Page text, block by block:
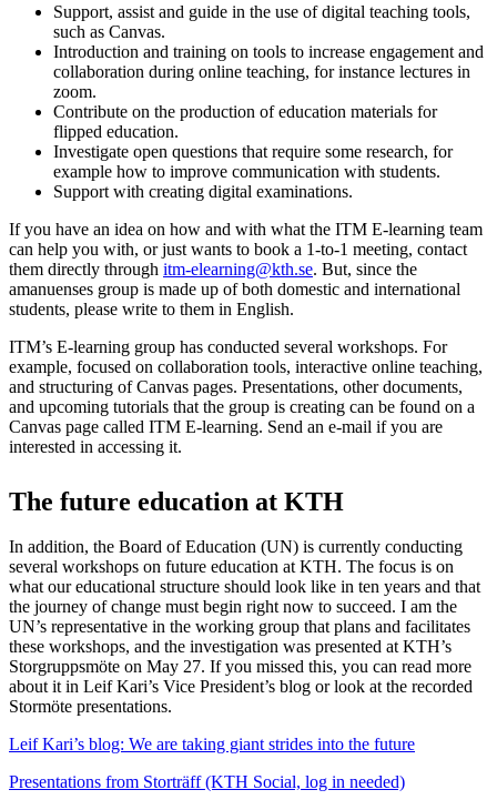
Support, assist and guide in the use of digital teaching tools,
such as Canvas.
Introduction and training on tools to increase engagement and
collaboration during online teaching, for instance lectures in
zoom.
Contribute on the production of education materials for
flipped education.
Investigate open questions that require some research, for
example how to improve communication with students.
Support with creating digital examinations.
If you have an idea on how and with what the ITM E-learning team
can help you with, or just wants to book a 1-to-1 meeting, contact
them directly through itm-elearning@kth.se. But, since the
amanuenses group is made up of both domestic and international
students, please write to them in English.
ITM’s E-learning group has conducted several workshops. For
example, focused on collaboration tools, interactive online teaching,
and structuring of Canvas pages. Presentations, other documents,
and upcoming tutorials that the group is creating can be found on a
Canvas page called ITM E-learning. Send an e-mail if you are
interested in accessing it.
The future education at KTH
In addition, the Board of Education (UN) is currently conducting
several workshops on future education at KTH. The focus is on
what our educational structure should look like in ten years and that
the journey of change must begin right now to succeed. I am the
UN’s representative in the working group that plans and facilitates
these workshops, and the investigation was presented at KTH’s
Storgruppsmöte on May 27. If you missed this, you can read more
about it in Leif Kari’s Vice President’s blog or look at the recorded
Stormöte presentations.
Leif Kari’s blog: We are taking giant strides into the future
Presentations from Storträff (KTH Social, log in needed)